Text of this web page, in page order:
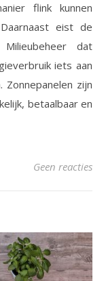
flink kunnen
eist de
dat
iets aan
zijn
betaalbaar en
Geen reacties